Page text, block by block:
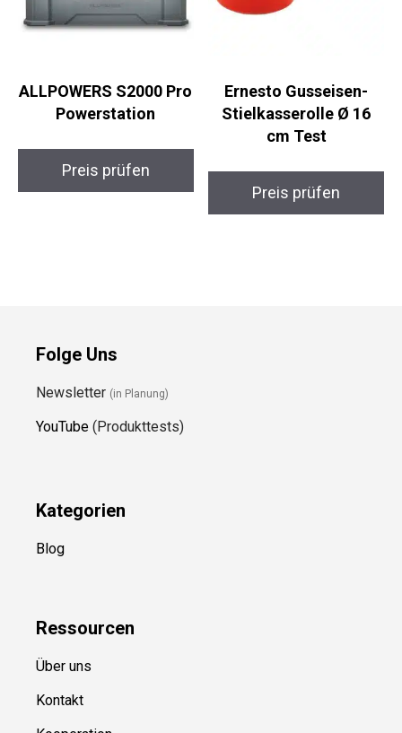
ALLPOWERS S2000 Pro
Powerstation
Preis prüfen
Ernesto Gusseisen-
Stielkasserolle Ø 16
cm Test
Preis prüfen
Folge Uns
Newsletter (in Planung)
YouTube (Produkttests)
Kategorien
Blog
Ressourcen
Über uns
Kontakt